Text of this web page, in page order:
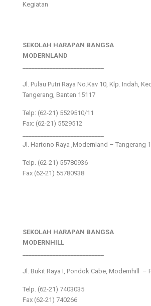
Kegiatan
SEKOLAH HARAPAN BANGSA
MODERNLAND
Jl. Pulau Putri Raya No.Kav 10, Klp. Indah,
Tangerang, Banten 15117
Telp: (62-21) 5529510/11
Fax: (62-21) 5529512
Jl. Hartono Raya ,Modernland – Tangerang
Telp. (62-21) 55780936
Fax (62-21) 55780938
SEKOLAH HARAPAN BANGSA
MODERNHILL
Jl. Bukit Raya I, Pondok Cabe, Modernhill –
Telp. (62-21) 7403035
Fax (62-21) 740266